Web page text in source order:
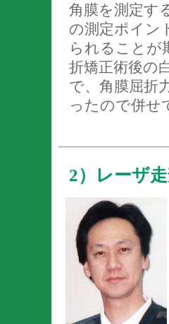
角膜を測定す
の測定ポイン
られることが
折矯正術後の
で、角膜屈折
ったので併せ
2）レーザ